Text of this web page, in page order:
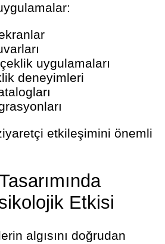
uygulamaları
deneyimleri
etkileşimini önemli
Etkisi
algısını doğrudan